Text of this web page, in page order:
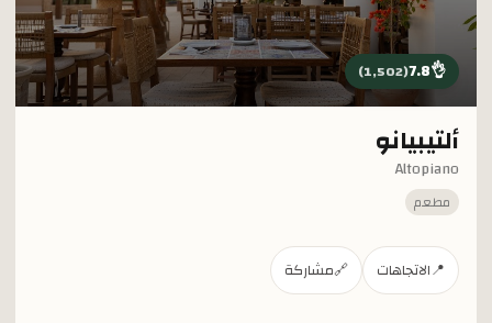
👌
7.8
(
1,502
)
ألتيبيانو
Altopiano
مطعم
📍الاتجاهات 🔗مشاركة